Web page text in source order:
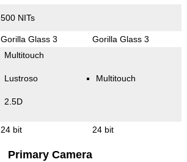
500 NITs
Gorilla Glass 3 Gorilla Glass 3
Multitouch
Lustroso
2.5D
Multitouch
24 bit 24 bit
Primary Camera